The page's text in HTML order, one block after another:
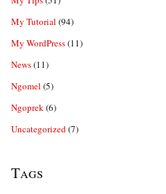
My Tutorial (94)
My WordPress(11)
News(11)
Ngomel (5)
Ngoprek(6)
Uncategorized(7)
Tags